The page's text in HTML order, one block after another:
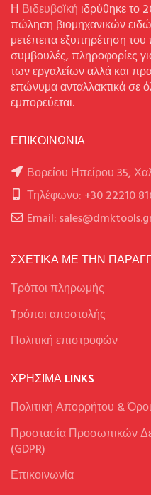
Η Βιδευβοϊκή ιδρύθηκε το
πώληση βιομηχανικών
μετέπειτα εξυπηρέτηση
συμβουλές, πληροφορίες
των εργαλείων αλλά και
επώνυμα ανταλλακτικά σε
εμπορεύεται.
ΕΠΙΚΟΙΝΩΝΙΑ
Βορείου Ηπείρου 35,
Τηλέφωνο: +30 22210
Email:
ΣΧΕΤΙΚΑ ΜΕ ΤΗΝ
Τρόποι πληρωμής
Tρόποι αποστολής
Πολιτική επιστροφών
ΧΡΉΣΙΜΑ LINKS
Πολιτική Απορρήτου &
Προστασία Προσωπικών
(GDPR)
Επικοινωνία